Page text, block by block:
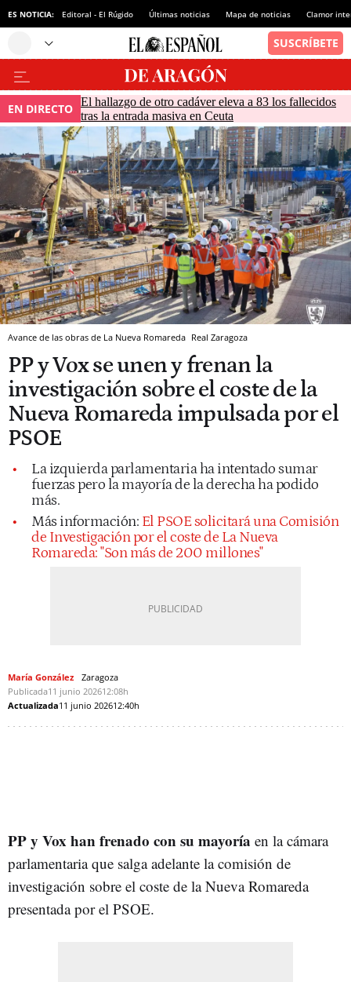
ES NOTICIA: Editoral - El Rúgido Últimas noticias Mapa de noticias Clamor
EN DIRECTO El hallazgo de otro cadáver eleva a 83 los fallecidos
tras la entrada masiva en Ceuta
Avance de las obras de La Nueva Romareda Real Zaragoza
PP y Vox se unen y frenan la
investigación sobre el coste de la
Nueva Romareda impulsada por el
PSOE
La izquierda parlamentaria ha intentado sumar
fuerzas pero la mayoría de la derecha ha podido
más.
Más información: El PSOE solicitará una Comisión
de Investigación por el coste de La Nueva
Romareda: "Son más de 200 millones"
María González
Zaragoza
Publicada11 junio 202612:08h
Actualizada11 junio 202612:40h
PP y Vox han frenado con su mayoría en la cámara
parlamentaria que salga adelante la comisión de
investigación sobre el coste de la Nueva Romareda
presentada por el PSOE.